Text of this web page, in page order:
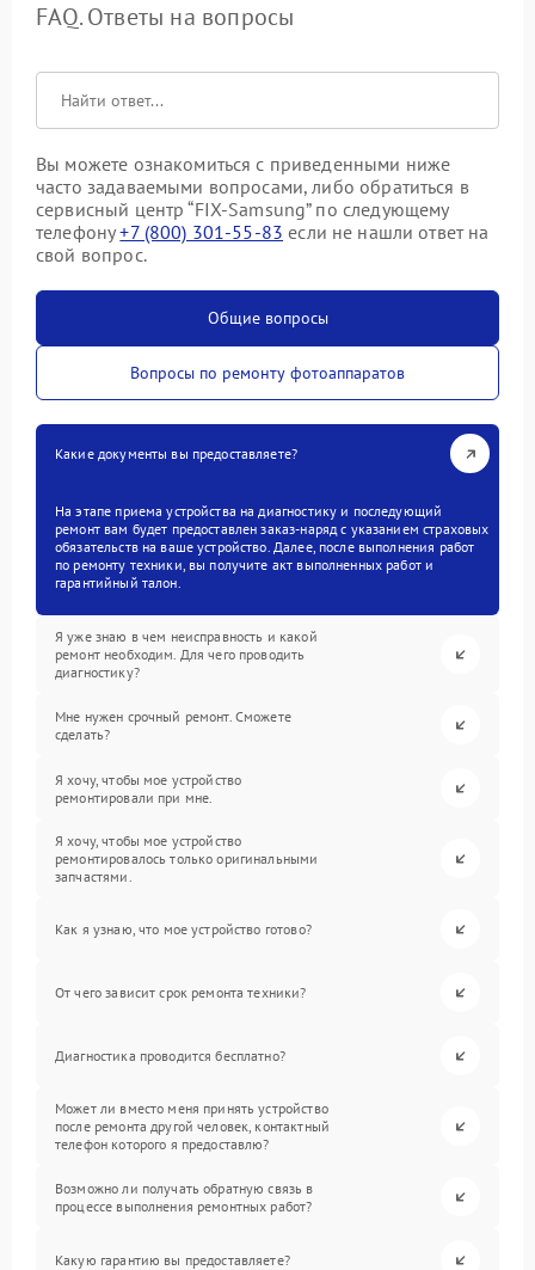
FAQ. Ответы на вопросы
Вы можете ознакомиться с приведенными ниже
часто задаваемыми вопросами, либо обратиться в
сервисный центр “FIX-Samsung” по следующему
телефону+7 (800) 301-55-83 если не нашли ответ на
свой вопрос.
Общие вопросы
Вопросы по ремонту фотоаппаратов
Какие документы вы предоставляете?
На этапе приема устройства на диагностику и последующий
ремонт вам будет предоставлен заказ-наряд с указанием страховых
обязательств на ваше устройство. Далее, после выполнения работ
по ремонту техники, вы получите акт выполненных работ и
гарантийный талон.
Я уже знаю в чем неисправность и какой
ремонт необходим. Для чего проводить
диагностику?
Мне нужен срочный ремонт. Сможете
сделать?
Я хочу, чтобы мое устройство
ремонтировали при мне.
Я хочу, чтобы мое устройство
ремонтировалось только оригинальными
запчастями.
Как я узнаю, что мое устройство готово?
От чего зависит срок ремонта техники?
Диагностика проводится бесплатно?
Может ли вместо меня принять устройство
после ремонта другой человек, контактный
телефон которого я предоставлю?
Возможно ли получать обратную связь в
процессе выполнения ремонтных работ?
Какую гарантию вы предоставляете?